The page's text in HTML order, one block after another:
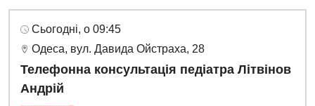
Сьогодні, о 09:45
Одеса, вул. Давида Ойстраха, 28
Телефонна консультація педіатра Літвінов
Андрій